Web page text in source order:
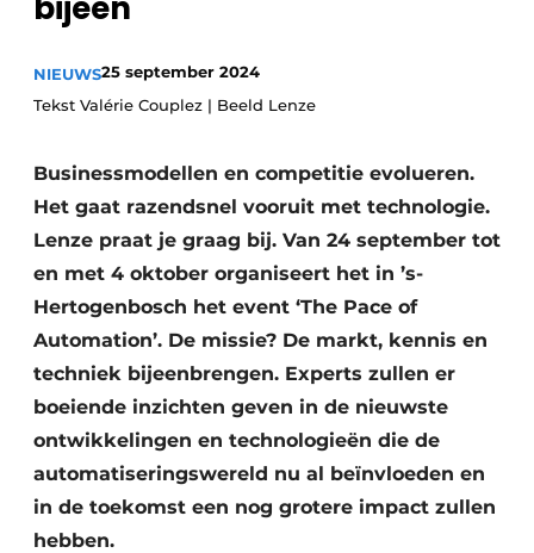
Privacy / Cookie statement
Vacature aanmelden
Vacatures
NIEUWS25 september 2024
Tekst Valérie Couplez | Beeld Lenze
Businessmodellen en competitie evolueren.
Het gaat razendsnel vooruit met technologie.
Lenze praat je graag bij. Van 24 september tot
en met 4 oktober organiseert het in ’s-
Hertogenbosch het event ‘The Pace of
Automation’. De missie? De markt, kennis en
techniek bijeenbrengen. Experts zullen er
boeiende inzichten geven in de nieuwste
ontwikkelingen en technologieën die de
automatiseringswereld nu al beïnvloeden en
in de toekomst een nog grotere impact zullen
hebben.